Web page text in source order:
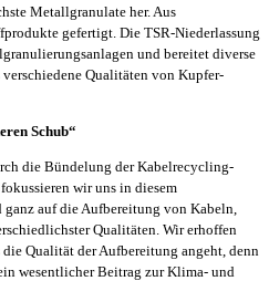
Metallgranulate her. Aus
gefertigt. Die TSR-Niederlassung
und bereitet diverse
Qualitäten von Kupfer-
Schub“
die Bündelung der Kabelrecycling-
wir uns in diesem
auf die Aufbereitung von Kabeln,
Qualitäten. Wir erhoffen
Qualität der Aufbereitung angeht, denn
wesentlicher Beitrag zur Klima- und